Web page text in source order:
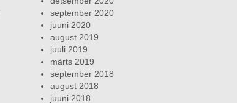
september 2020
juuni 2020
august 2019
juuli 2019
märts 2019
september 2018
august 2018
juuni 2018